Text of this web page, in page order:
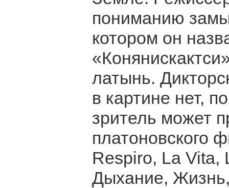
пониманию
котором он
латынь.
в картине нет,
зритель может
платоновского
Respiro, La Vita,
Дыхание,